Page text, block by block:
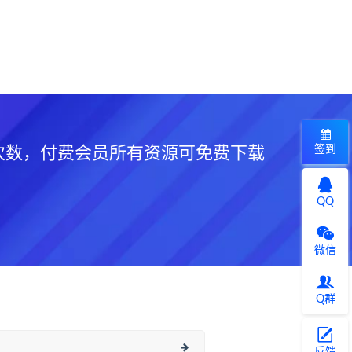
，付费会员所有资源可免费下载 签到
QQ
微信
Q群